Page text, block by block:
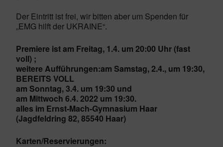
Der Eintritt ist frei, wir bitten aber um Spenden für
„EMG hilft der UKRAINE“.
Premiere ist am Freitag, 1.4. um 20:00 Uhr (fast
voll) ;
weitere Aufführungen:am Samstag, 2.4., um 19:30,
BEREITS VOLL
am Sonntag, 3.4. um 19:30 und
am Mittwoch 6.4. 2022 um 19:30.
alles im Ernst-Mach-Gymnasium Haar
(Jagdfeldring 82, 85540 Haar)
Karten/Reservierungen: